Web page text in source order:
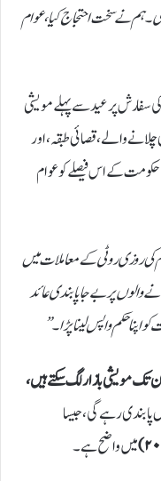
ہم نے سخت احتجاج کیا، عوام
سفارش پر عید سے پہلے مویشی
والے، قصائی طبقہ، اور
حکومت کے اس فیصلے کو عوام
روزی روٹی کے معاملات میں
والوں پر بےجا پابندی عائد
اپنا حکم واپس لینا پڑا۔”
پابندی رہے گی، جیسا
میں واضح ہے۔